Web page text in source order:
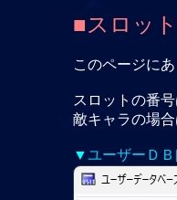
■スロッ
このページに
スロットの番
敵キャラの場合
▼ユーザーＤ